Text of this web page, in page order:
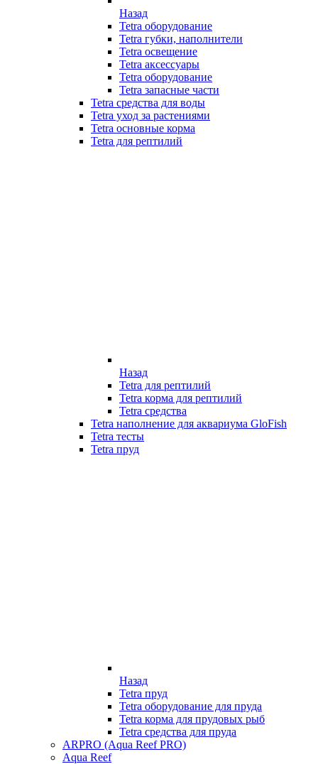
Назад
Tetra оборудование
Tetra губки, наполнители
Tetra освещение
Tetra аксессуары
Tetra оборудование
Tetra запасные части
Tetra средства для воды
Tetra уход за растениями
Tetra основные корма
Tetra для рептилий
Назад
Tetra для рептилий
Tetra корма для рептилий
Tetra средства
Tetra наполнение для аквариума GloFish
Tetra тесты
Tetra пруд
Назад
Tetra пруд
Tetra оборудование для пруда
Tetra корма для прудовых рыб
Tetra средства для пруда
ARPRO (Aqua Reef PRO)
Aqua Reef